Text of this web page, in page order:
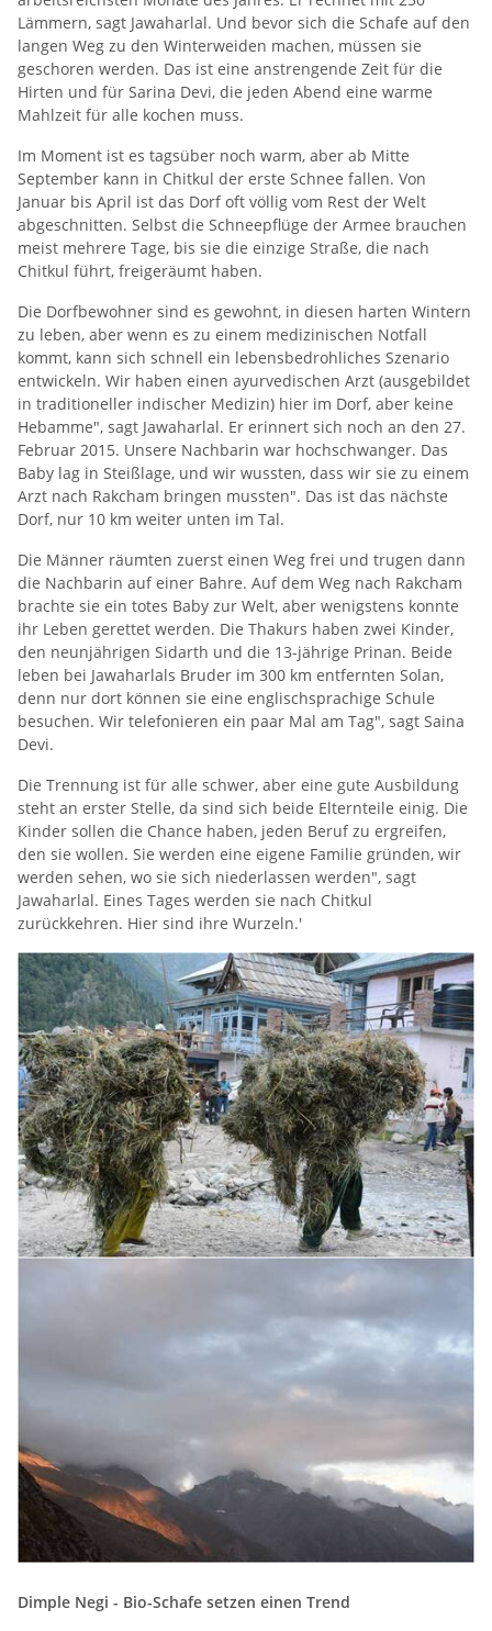
Lämmern, sagt Jawaharlal. Und bevor sich die Schafe auf den
langen Weg zu den Winterweiden machen, müssen sie
geschoren werden. Das ist eine anstrengende Zeit für die
Hirten und für Sarina Devi, die jeden Abend eine warme
Mahlzeit für alle kochen muss.
Im Moment ist es tagsüber noch warm, aber ab Mitte
September kann in Chitkul der erste Schnee fallen. Von
Januar bis April ist das Dorf oft völlig vom Rest der Welt
abgeschnitten. Selbst die Schneepflüge der Armee brauchen
meist mehrere Tage, bis sie die einzige Straße, die nach
Chitkul führt, freigeräumt haben.
Die Dorfbewohner sind es gewohnt, in diesen harten Wintern
zu leben, aber wenn es zu einem medizinischen Notfall
kommt, kann sich schnell ein lebensbedrohliches Szenario
entwickeln. Wir haben einen ayurvedischen Arzt (ausgebildet
in traditioneller indischer Medizin) hier im Dorf, aber keine
Hebamme", sagt Jawaharlal. Er erinnert sich noch an den 27.
Februar 2015. Unsere Nachbarin war hochschwanger. Das
Baby lag in Steißlage, und wir wussten, dass wir sie zu einem
Arzt nach Rakcham bringen mussten". Das ist das nächste
Dorf, nur 10 km weiter unten im Tal.
Die Männer räumten zuerst einen Weg frei und trugen dann
die Nachbarin auf einer Bahre. Auf dem Weg nach Rakcham
brachte sie ein totes Baby zur Welt, aber wenigstens konnte
ihr Leben gerettet werden. Die Thakurs haben zwei Kinder,
den neunjährigen Sidarth und die 13-jährige Prinan. Beide
leben bei Jawaharlals Bruder im 300 km entfernten Solan,
denn nur dort können sie eine englischsprachige Schule
besuchen. Wir telefonieren ein paar Mal am Tag", sagt Saina
Devi.
Die Trennung ist für alle schwer, aber eine gute Ausbildung
steht an erster Stelle, da sind sich beide Elternteile einig. Die
Kinder sollen die Chance haben, jeden Beruf zu ergreifen,
den sie wollen. Sie werden eine eigene Familie gründen, wir
werden sehen, wo sie sich niederlassen werden", sagt
Jawaharlal. Eines Tages werden sie nach Chitkul
zurückkehren. Hier sind ihre Wurzeln.'
Dimple Negi - Bio-Schafe setzen einen Trend